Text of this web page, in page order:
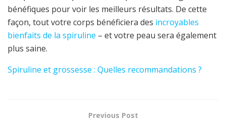
bénéfiques pour voir les meilleurs résultats. De cette
façon, tout votre corps bénéficiera des incroyables
bienfaits de la spiruline – et votre peau sera également
plus saine.
Spiruline et grossesse : Quelles recommandations ?
Previous Post